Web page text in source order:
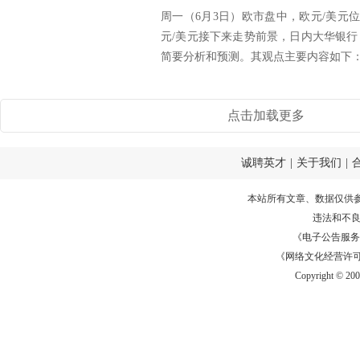
周一（6月3日）欧市盘中，欧元/美元
元/美元接下来走势前景，日内大华银
简要分析和预测。其观点主要内容如下
点击加载更多
诚聘英才 关于我们
本站所有文章、数据仅供
违法和不
《电子公告服务
《网络文化经营许
Copyright ©